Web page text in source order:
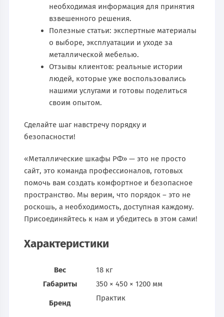
необходимая информация для принятия
взвешенного решения.
Полезные статьи: экспертные материалы
о выборе, эксплуатации и уходе за
металлической мебелью.
Отзывы клиентов: реальные истории
людей, которые уже воспользовались
нашими услугами и готовы поделиться
своим опытом.
Сделайте шаг навстречу порядку и
безопасности!
«Металлические шкафы РФ» — это не просто
сайт, это команда профессионалов, готовых
помочь вам создать комфортное и безопасное
пространство. Мы верим, что порядок – это не
роскошь, а необходимость, доступная каждому.
Присоединяйтесь к нам и убедитесь в этом сами!
Характеристики
Вес
18 кг
Габариты
350 × 450 × 1200 мм
Бренд
Практик